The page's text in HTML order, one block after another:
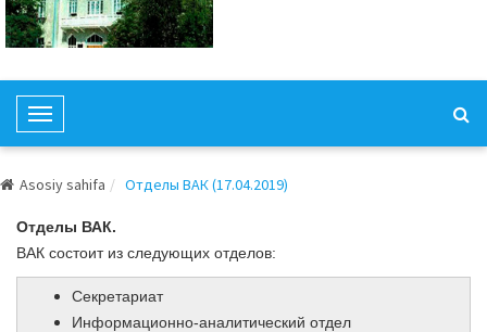
T
o
g
l
e
N
Asosiy sahifa Отделы ВАК (17.04.2019)
Отделы ВАК.
ВАК состоит из следующих отделов:
Секретариат
Информационно-аналитический отдел